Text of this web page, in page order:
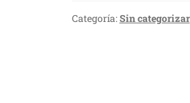
Categoría:Sin categorizar